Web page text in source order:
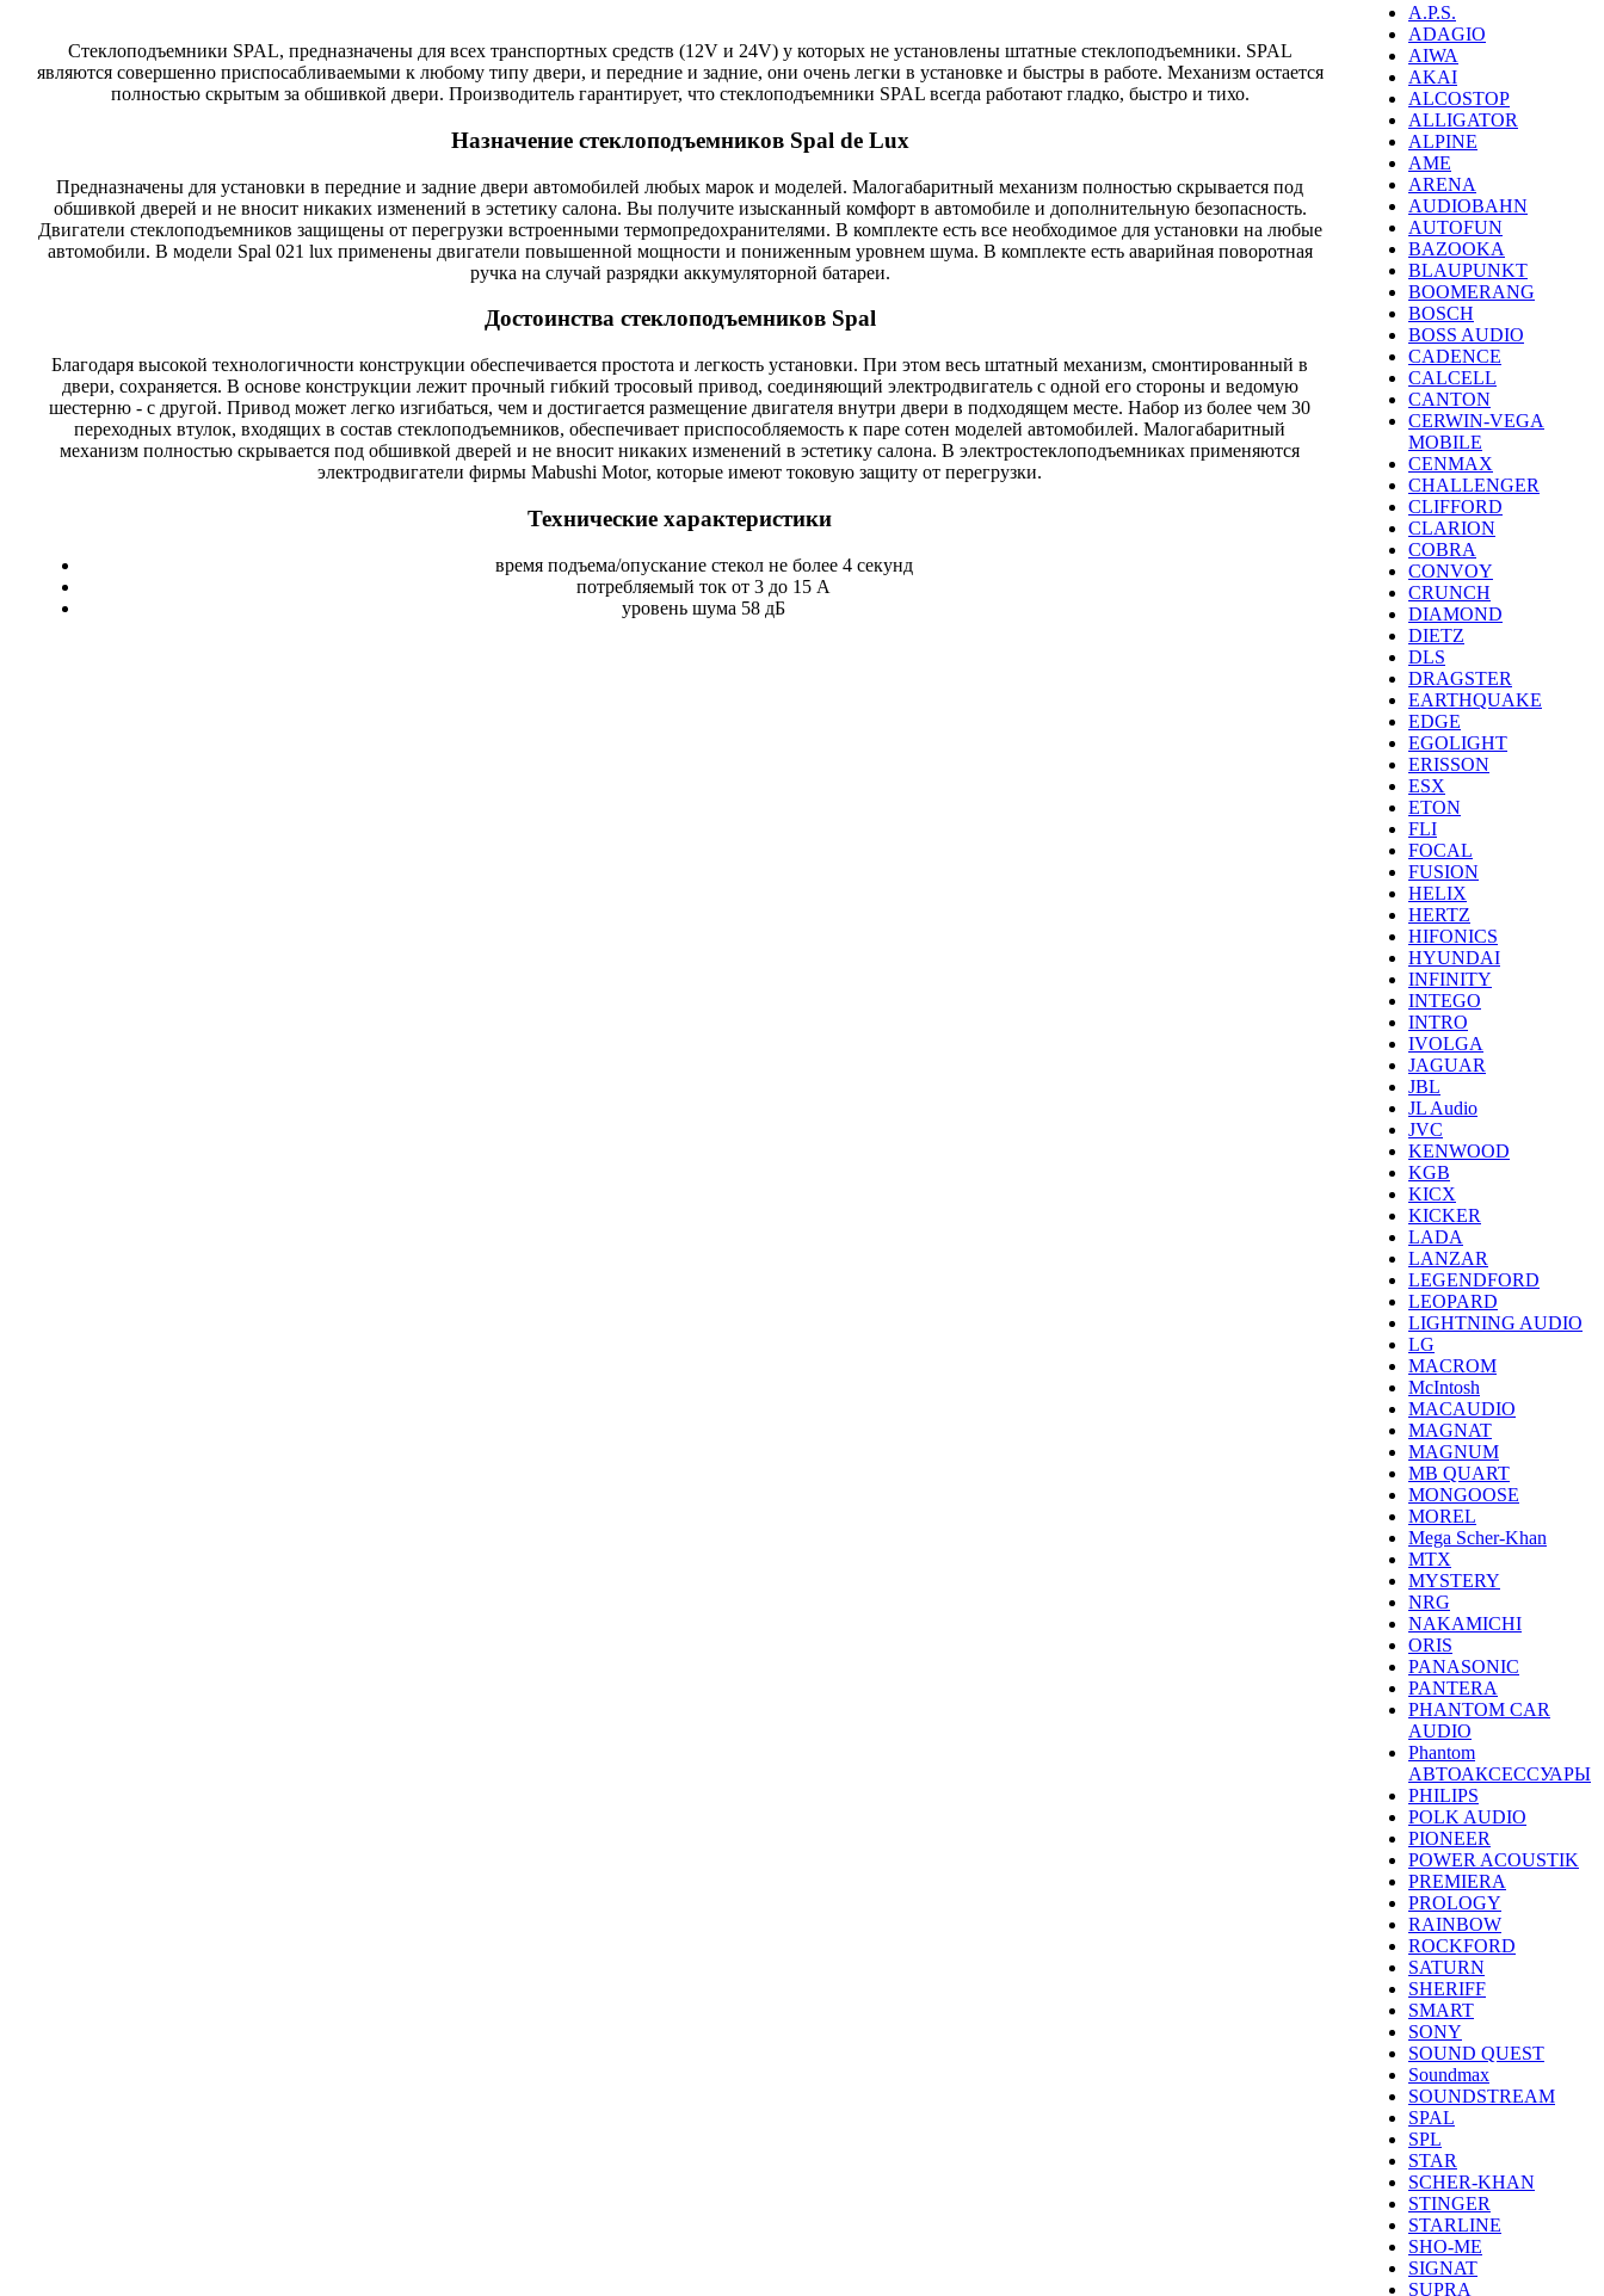
Стеклоподъемники SPAL, предназначены для всех транспортных средств (12V и 24V) у которых не установлены штатные стеклоподъемники. SPAL
являются совершенно приспосабливаемыми к любому типу двери, и передние и задние, они очень легки в установке и быстры в работе. Механизм остается
полностью скрытым за обшивкой двери. Производитель гарантирует, что стеклоподъемники SPAL всегда работают гладко, быстро и тихо.
Назначение стеклоподъемников Spal de Lux
Предназначены для установки в передние и задние двери автомобилей любых марок и моделей. Малогабаритный механизм полностью скрывается под
обшивкой дверей и не вносит никаких изменений в эстетику салона. Вы получите изысканный комфорт в автомобиле и дополнительную безопасность.
Двигатели стеклоподъемников защищены от перегрузки встроенными термопредохранителями. В комплекте есть все необходимое для установки на любые
автомобили. В модели Spal 021 lux применены двигатели повышенной мощности и пониженным уровнем шума. В комплекте есть аварийная поворотная
ручка на случай разрядки аккумуляторной батареи.
Достоинства стеклоподъемников Spal
Благодаря высокой технологичности конструкции обеспечивается простота и легкость установки. При этом весь штатный механизм, смонтированный в
двери, сохраняется. В основе конструкции лежит прочный гибкий тросовый привод, соединяющий электродвигатель с одной его стороны и ведомую
шестерню - с другой. Привод может легко изгибаться, чем и достигается размещение двигателя внутри двери в подходящем месте. Набор из более чем 30
переходных втулок, входящих в состав стеклоподъемников, обеспечивает приспособляемость к паре сотен моделей автомобилей. Малогабаритный
механизм полностью скрывается под обшивкой дверей и не вносит никаких изменений в эстетику салона. В электростеклоподъемниках применяются
электродвигатели фирмы Mabushi Motor, которые имеют токовую защиту от перегрузки.
Технические характеристики
время подъема/опускание стекол не более 4 секунд
потребляемый ток от 3 до 15 А
уровень шума 58 дБ
A.P.S.
ADAGIO
AIWA
AKAI
ALCOSTOP
ALLIGATOR
ALPINE
AME
ARENA
AUDIOBAHN
AUTOFUN
BAZOOKA
BLAUPUNKT
BOOMERANG
BOSCH
BOSS AUDIO
CADENCE
CALCELL
CANTON
CERWIN-VEGA
MOBILE
CENMAX
CHALLENGER
CLIFFORD
CLARION
COBRA
CONVOY
CRUNCH
DIAMOND
DIETZ
DLS
DRAGSTER
EARTHQUAKE
EDGE
EGOLIGHT
ERISSON
ESX
ETON
FLI
FOCAL
FUSION
HELIX
HERTZ
HIFONICS
HYUNDAI
INFINITY
INTEGO
INTRO
IVOLGA
JAGUAR
JBL
JL Audio
JVC
KENWOOD
KGB
KICX
KICKER
LADA
LANZAR
LEGENDFORD
LEOPARD
LIGHTNING AUDIO
LG
MACROM
McIntosh
MACAUDIO
MAGNAT
MAGNUM
MB QUART
MONGOOSE
MOREL
Mega Scher-Khan
MTX
MYSTERY
NRG
NAKAMICHI
ORIS
PANASONIC
PANTERA
PHANTOM CAR
AUDIO
Phantom
АВТОАКСЕССУАРЫ
PHILIPS
POLK AUDIO
PIONEER
POWER ACOUSTIK
PREMIERA
PROLOGY
RAINBOW
ROCKFORD
SATURN
SHERIFF
SMART
SONY
SOUND QUEST
Soundmax
SOUNDSTREAM
SPAL
SPL
STAR
SCHER-KHAN
STINGER
STARLINE
SHO-ME
SIGNAT
SUPRA